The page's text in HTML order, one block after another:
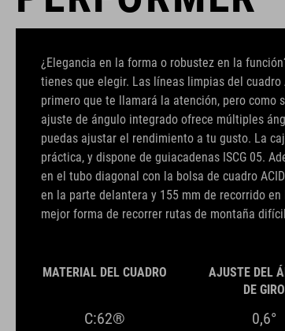
¿Elegancia en la forma o robustez en la
tienes que elegir. Las líneas limpias del
primero que te llamará la atención, pero como
ajuste de ángulo integrado ofrece múltiples
puedas ajustar el rendimiento a tu gusto. La
práctica, y dispone de guiacadenas ISCG 05.
en el tubo diagonal con la bolsa de cuadro
en la parte delantera y 155 mm de recorrido
mejor forma de recorrer rutas de montaña
MATERIAL DEL CUADRO
C:62®
AJUSTE DEL
DE GIRO
0,6°